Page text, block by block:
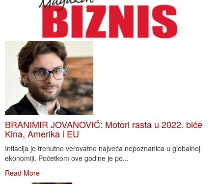
BRANIMIR JOVANOVIĆ: Motori rasta u 2022. biće
Kina, Amerika i EU
Inflacija je trenutno verovatno najveća nepoznanica u globalnoj
ekonomiji. Početkom ove godine je po...
Read More